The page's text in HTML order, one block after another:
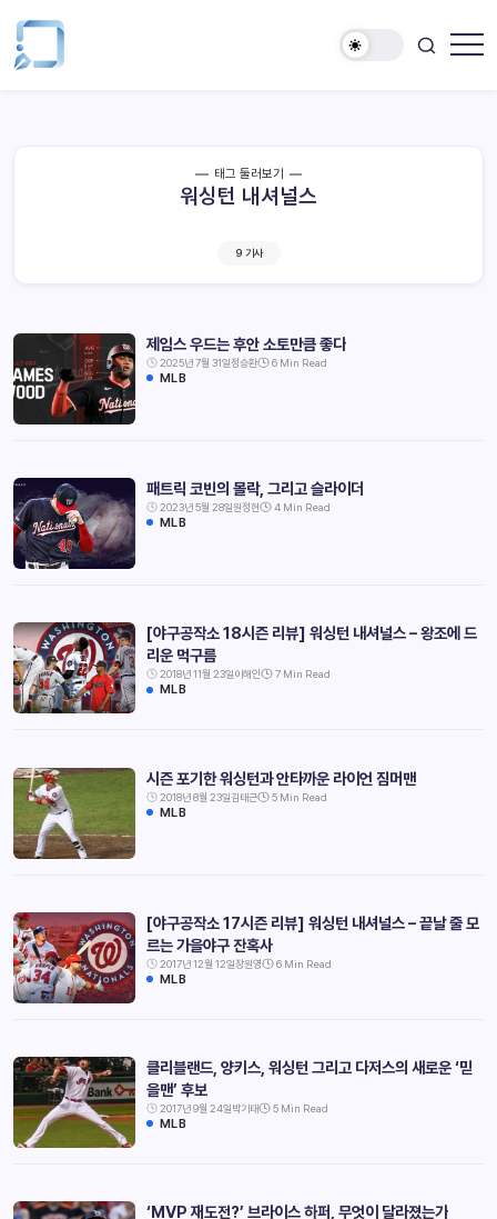
태그 둘러보기
워싱턴 내셔널스
9 기사
제임스 우드는 후안 소토만큼 좋다
2025년 7월 31일정승환 6 Min Read
MLB
패트릭 코빈의 몰락, 그리고 슬라이더
2023년 5월 28일원정현 4 Min Read
MLB
[야구공작소 18시즌 리뷰] 워싱턴 내셔널스 – 왕조에 드
리운 먹구름
2018년 11월 23일이해인 7 Min Read
MLB
시즌 포기한 워싱턴과 안타까운 라이언 짐머맨
2018년 8월 23일김태근 5 Min Read
MLB
[야구공작소 17시즌 리뷰] 워싱턴 내셔널스 – 끝날 줄 모
르는 가을야구 잔혹사
2017년 12월 12일장원영 6 Min Read
MLB
클리블랜드, 양키스, 워싱턴 그리고 다저스의 새로운 ‘믿
을맨’ 후보
2017년 9월 24일박기태 5 Min Read
MLB
‘MVP 재도전?’ 브라이스 하퍼, 무엇이 달라졌는가